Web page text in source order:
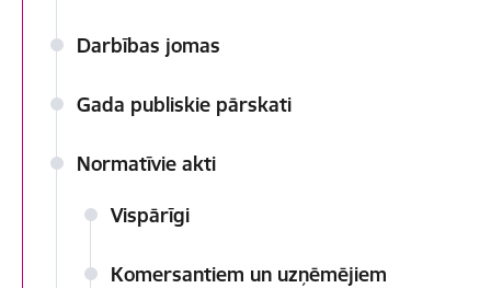
Darbības jomas
Gada publiskie pārskati
Normatīvie akti
Vispārīgi
Komersantiem un uzņēmējiem